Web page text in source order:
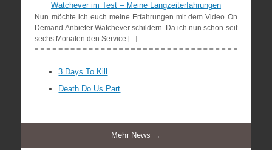
Watchever im Test – Meine Langzeiterfahrungen
Nun möchte ich euch meine Erfahrungen mit dem Video On
Demand Anbieter Watchever schildern. Da ich nun schon seit
sechs Monaten den Service [...]
3 Days To Kill
Death Do Us Part
Mehr News →